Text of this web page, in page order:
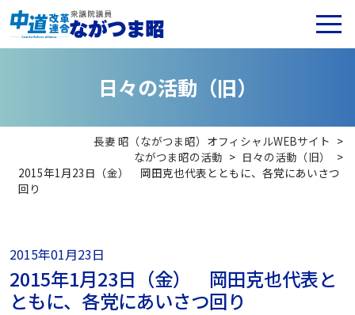
日々の活動 （旧）
長妻 昭（ながつま昭）オフィシャルWEBサイト >
ながつま昭の活動 > 日々の活動（旧）
>
2015年1月23日（金） 岡田克也代表とともに、各党にあいさつ
回り
2015年01月23日
2015年1月23日（金） 岡田克也代表と
ともに、各党にあいさつ回り